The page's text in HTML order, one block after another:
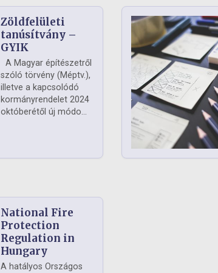
Zöldfelületi
tanúsítvány –
GYIK
A Magyar építészetről
szóló törvény (Méptv.),
illetve a kapcsolódó
kormányrendelet 2024
októberétől új módo...
National Fire
Protection
Regulation in
Hungary
A hatályos Országos